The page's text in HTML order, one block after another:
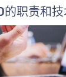
的职责和